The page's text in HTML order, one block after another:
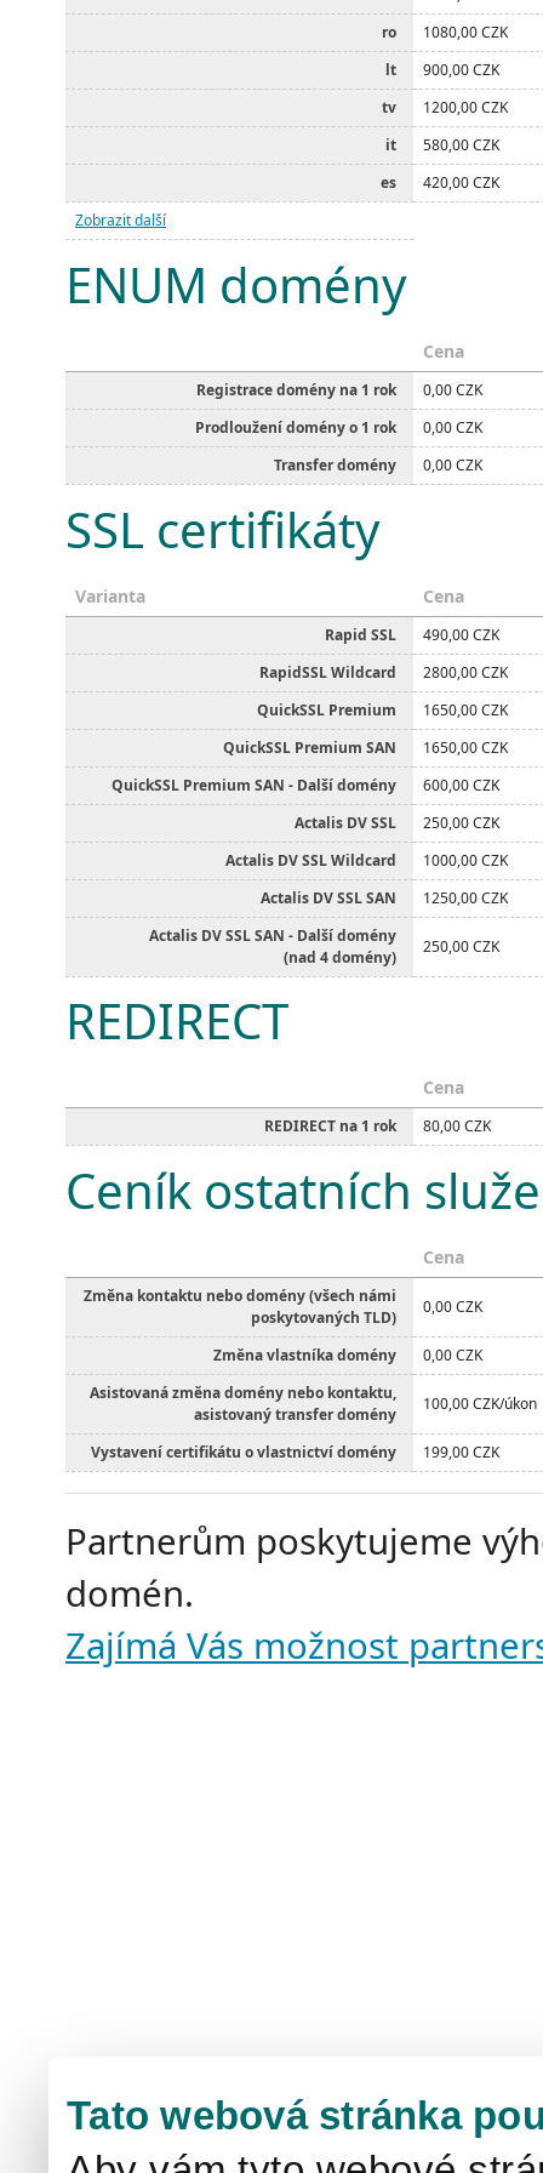
Tato webová stránka
ro
1080,00 CZK
lt
900,00 CZK
tv
1200,00 CZK
it
580,00 CZK
es
420,00 CZK
Zobrazit další
ENUM domény
Cena
Registrace domény na 1 rok
0,00 CZK
Prodloužení domény o 1 rok
0,00 CZK
Transfer domény
0,00 CZK
SSL certifikáty
Varianta Cena
Rapid SSL
490,00 CZK
RapidSSL Wildcard
2800,00 CZK
QuickSSL Premium
1650,00 CZK
QuickSSL Premium SAN
1650,00 CZK
QuickSSL Premium SAN - Další domény
600,00 CZK
Actalis DV SSL
250,00 CZK
Actalis DV SSL Wildcard
1000,00 CZK
Actalis DV SSL SAN
1250,00 CZK
Actalis DV SSL SAN - Další domény
(nad 4 domény)
250,00 CZK
REDIRECT
Cena
REDIRECT na 1 rok 80,00 CZK
Ceník ostatních
Cena
Změna kontaktu nebo domény (všech námi
poskytovaných TLD)
0,00 CZK
Změna vlastníka domény
0,00 CZK
Asistovaná změna domény nebo kontaktu,
asistovaný transfer domény
100,00 CZK/úkon
Vystavení certifikátu o vlastnictví domény 199,00 CZK
Partnerům poskytujeme
domén.
Zajímá Vás možnost